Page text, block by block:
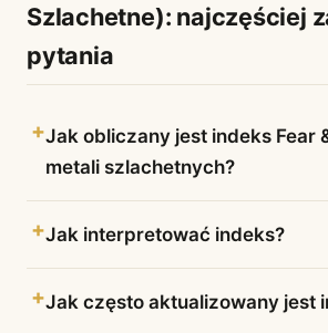
Szlachetne): najczęściej
pytania
Jak obliczany jest indeks Fear
metali szlachetnych?
Jak interpretować indeks?
Jak często aktualizowany jest